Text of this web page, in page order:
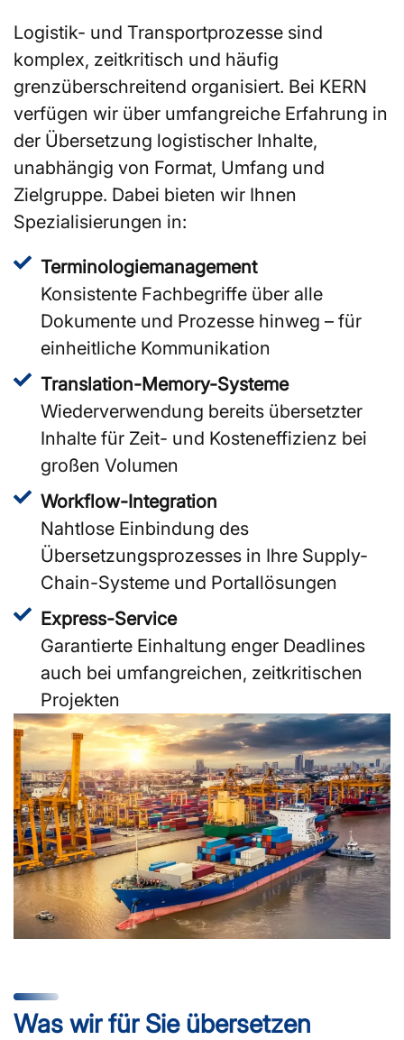
Logistik- und Transportprozesse sind
komplex, zeitkritisch und häufig
grenzüberschreitend organisiert. Bei KERN
verfügen wir über umfangreiche Erfahrung in
der Übersetzung logistischer Inhalte,
unabhängig von Format, Umfang und
Zielgruppe. Dabei bieten wir Ihnen
Spezialisierungen in:
Terminologiemanagement
Konsistente Fachbegriffe über alle
Dokumente und Prozesse hinweg – für
einheitliche Kommunikation
Translation-Memory-Systeme
Wiederverwendung bereits übersetzter
Inhalte für Zeit- und Kosteneffizienz bei
großen Volumen
Workflow-Integration
Nahtlose Einbindung des
Übersetzungsprozesses in Ihre Supply-
Chain-Systeme und Portallösungen
Express-Service
Garantierte Einhaltung enger Deadlines
auch bei umfangreichen, zeitkritischen
Projekten
Was wir für Sie übersetzen